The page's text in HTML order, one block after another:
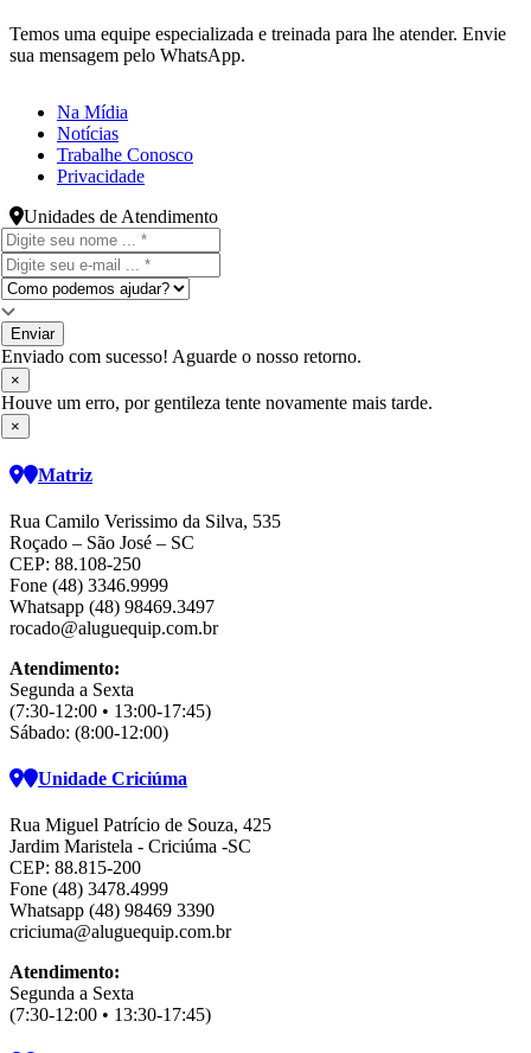
Temos uma equipe especializada e treinada para lhe atender. Envie
sua mensagem pelo WhatsApp.
Na Mídia
Notícias
Trabalhe Conosco
Privacidade
Unidades de Atendimento
Enviar
Enviado com sucesso! Aguarde o nosso retorno.
×
Houve um erro, por gentileza tente novamente mais tarde.
×
Matriz
Rua Camilo Verissimo da Silva, 535
Roçado – São José – SC
CEP: 88.108-250
Fone (48) 3346.9999
Whatsapp (48) 98469.3497
rocado@aluguequip.com.br
Atendimento:
Segunda a Sexta
(7:30-12:00 • 13:00-17:45)
Sábado: (8:00-12:00)
Unidade Criciúma
Rua Miguel Patrício de Souza, 425
Jardim Maristela - Criciúma -SC
CEP: 88.815-200
Fone (48) 3478.4999
Whatsapp (48) 98469 3390
criciuma@aluguequip.com.br
Atendimento:
Segunda a Sexta
(7:30-12:00 • 13:30-17:45)